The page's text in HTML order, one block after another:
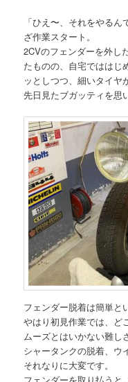
「ひえ〜、それをやる
ざ作業スタート。
2CVのフェンダーを外し
たものの、自宅でははじ
ッとしつつ、細いタイヤ
先日見たブガッティを思
フェンダー脱着は簡単と
やはり初見作業では、ど
ムーズとはいかない難し
シャータンクの脱着、ウ
それなりに大変です。